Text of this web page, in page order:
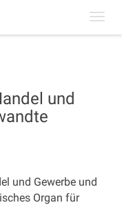
und
und Gewerbe und
Organ für